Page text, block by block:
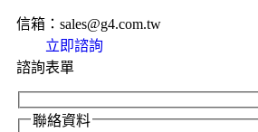
信箱：sales@g4.com.tw
立即諮詢
諮詢表單
聯絡資料